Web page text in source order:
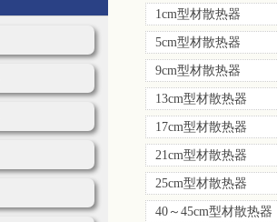
1cm型材散热器
5cm型材散热器
9cm型材散热器
13cm型材散热器
17cm型材散热器
21cm型材散热器
25cm型材散热器
40～45cm型材散热器